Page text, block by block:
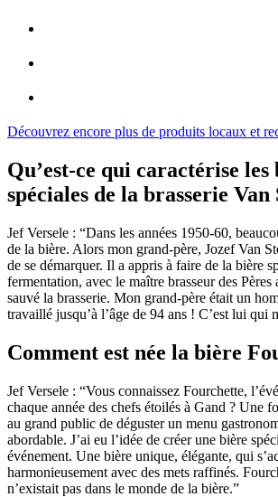
Découvrez encore plus de produits locaux et
Qu’est-ce qui caractérise les
spéciales de la brasserie Van
Jef Versele : “Dans les années 1950-60,
de la bière. Alors mon grand-père, Jozef Van
de se démarquer. Il a appris à faire de la bière
fermentation, avec le maître brasseur des Pères
sauvé la brasserie. Mon grand-père était un
travaillé jusqu’à l’âge de 94 ans ! C’est lui qui
Comment est née la bière
Jef Versele : “Vous connaissez Fourchette,
chaque année des chefs étoilés à Gand ? Une
au grand public de déguster un menu
abordable. J’ai eu l’idée de créer une bière
événement. Une bière unique, élégante, qui
harmonieusement avec des mets raffinés.
n’existait pas dans le monde de la bière.”